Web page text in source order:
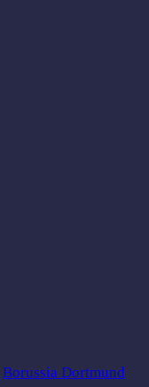
Borussia Dortmund